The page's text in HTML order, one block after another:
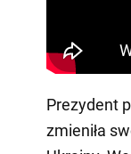
Prezydent
zmieniła